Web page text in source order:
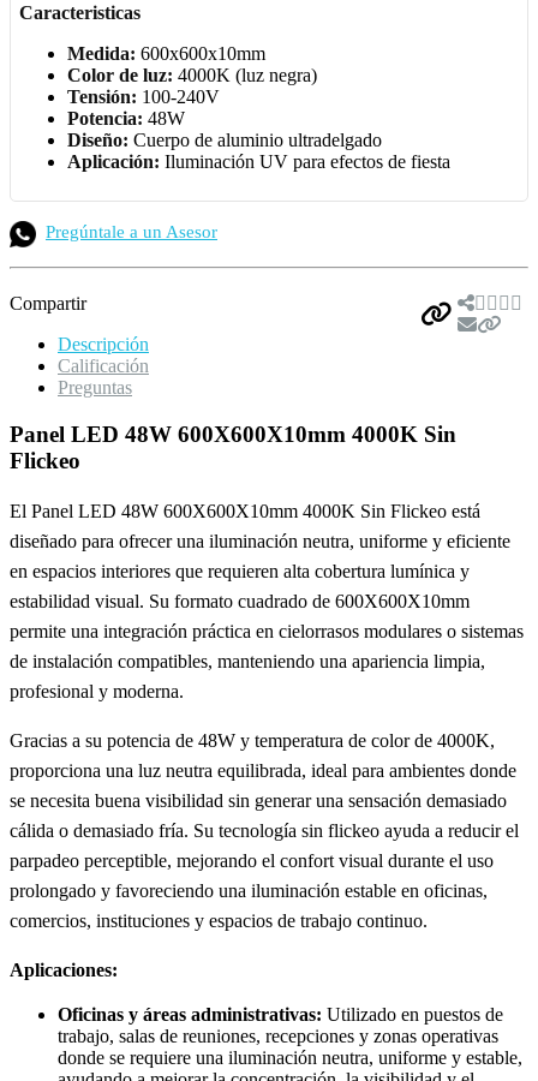
Caracteristicas
Medida: 600x600x10mm
Color de luz: 4000K (luz negra)
Tensión: 100-240V
Potencia: 48W
Diseño: Cuerpo de aluminio ultradelgado
Aplicación: Iluminación UV para efectos de fiesta
Pregúntale a un Asesor
Compartir
Descripción
Calificación
Preguntas
Panel LED 48W 600X600X10mm 4000K Sin
Flickeo
El Panel LED 48W 600X600X10mm 4000K Sin Flickeo está
diseñado para ofrecer una iluminación neutra, uniforme y eficiente
en espacios interiores que requieren alta cobertura lumínica y
estabilidad visual. Su formato cuadrado de 600X600X10mm
permite una integración práctica en cielorrasos modulares o sistemas
de instalación compatibles, manteniendo una apariencia limpia,
profesional y moderna.
Gracias a su potencia de 48W y temperatura de color de 4000K,
proporciona una luz neutra equilibrada, ideal para ambientes donde
se necesita buena visibilidad sin generar una sensación demasiado
cálida o demasiado fría. Su tecnología sin flickeo ayuda a reducir el
parpadeo perceptible, mejorando el confort visual durante el uso
prolongado y favoreciendo una iluminación estable en oficinas,
comercios, instituciones y espacios de trabajo continuo.
Aplicaciones:
Oficinas y áreas administrativas: Utilizado en puestos de
trabajo, salas de reuniones, recepciones y zonas operativas
donde se requiere una iluminación neutra, uniforme y estable,